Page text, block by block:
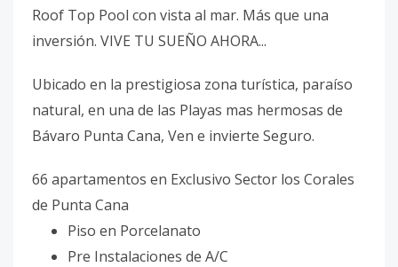
Roof Top Pool con vista al mar. Más que una
inversión. VIVE TU SUEÑO AHORA...
Ubicado en la prestigiosa zona turística, paraíso
natural, en una de las Playas mas hermosas de
Bávaro Punta Cana, Ven e invierte Seguro.
66 apartamentos en Exclusivo Sector los Corales
de Punta Cana
Piso en Porcelanato
Pre Instalaciones de A/C